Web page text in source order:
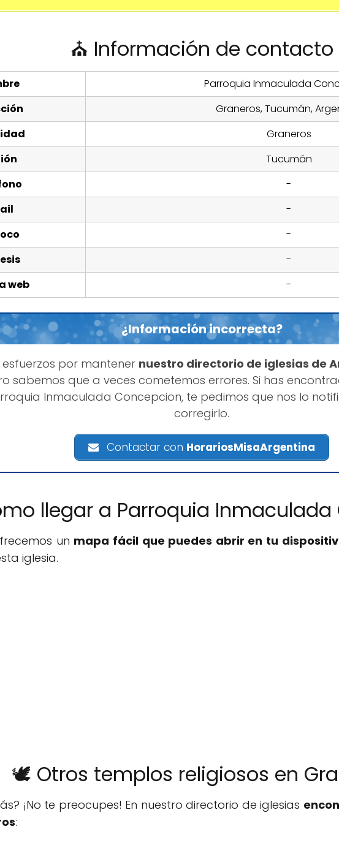
⛪ Información de contacto
Parroquia Inmaculada
Graneros, Tucumán,
Graneros
Tucumán
-
-
-
-
web
-
¿Información incorrecta?
por mantener nuestro directorio de iglesias de
sabemos que a veces cometemos errores. Si has
Inmaculada Concepcion, te pedimos que nos lo
corregirlo.
Contactar con HorariosMisaArgentina
llegar a Parroquia
un mapa fácil que puedes abrir en tu
iglesia.
🕊️ Otros templos religiosos en
¡No te preocupes! En nuestro directorio de iglesias
: